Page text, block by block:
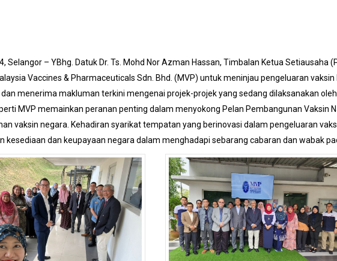
Selangor – YBhg. Datuk Dr. Ts. Mohd Nor Azman Hassan, Timbalan Ketua
Vaccines & Pharmaceuticals Sdn. Bhd. (MVP) untuk meninjau pengeluaran
menerima makluman terkini mengenai projek-projek yang sedang dilaksanakan oleh
MVP memainkan peranan penting dalam menyokong Pelan Pembangunan Vaksin
vaksin negara. Kehadiran syarikat tempatan yang berinovasi dalam pengeluaran
kesediaan dan keupayaan negara dalam menghadapi sebarang cabaran dan wabak